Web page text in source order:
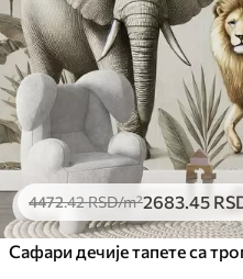
4472.42RSD/m²2683 .45